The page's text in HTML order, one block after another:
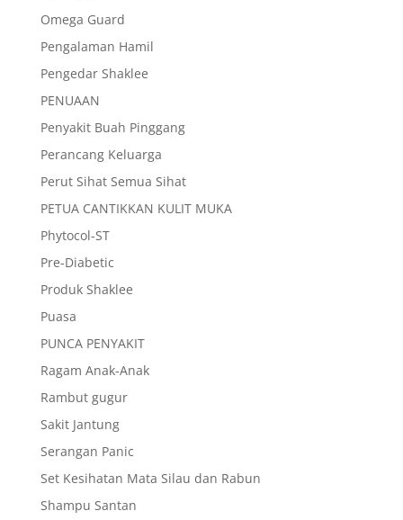
Omega Guard
Pengalaman Hamil
Pengedar Shaklee
PENUAAN
Penyakit Buah Pinggang
Perancang Keluarga
Perut Sihat Semua Sihat
PETUA CANTIKKAN KULIT MUKA
Phytocol-ST
Pre-Diabetic
Produk Shaklee
Puasa
PUNCA PENYAKIT
Ragam Anak-Anak
Rambut gugur
Sakit Jantung
Serangan Panic
Set Kesihatan Mata Silau dan Rabun
Shampu Santan